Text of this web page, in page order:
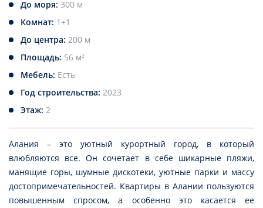
До моря: 300 м
Комнат: 1+1
До центра: 200 м
Площадь: 56 м²
Мебель: Есть
Год строительства: 2023
Этаж: 2
Алания – это уютный курортный город, в который
влюбляются все. Он сочетает в себе шикарные пляжи,
манящие горы, шумные дискотеки, уютные парки и массу
достопримечательностей. Квартиры в Алании пользуются
повышенным спросом, а особенно это касается ее